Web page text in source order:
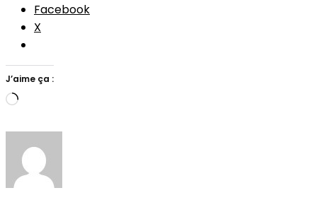
Facebook
X
J’aime ça :
Chargement…